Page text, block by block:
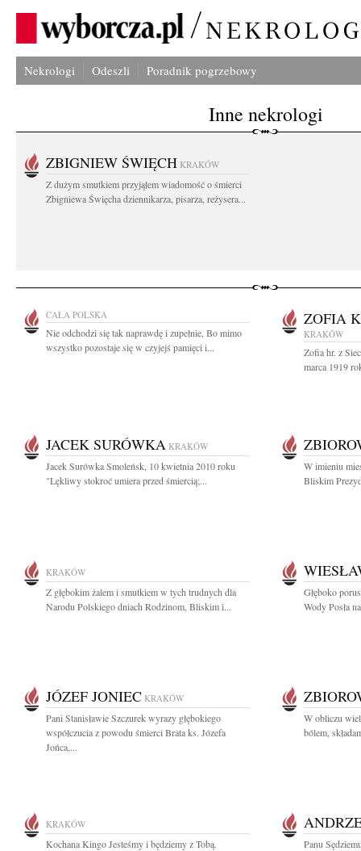
Nekrologi Odeszli Poradnik pogrzebowy
Inne nekrologi
ZBIGNIEW ŚWIĘCH KRAKÓW
Z dużym smutkiem przyjąłem wiadomość o śmierci
Zbigniewa Święcha dziennikarza, pisarza, reżysera...
CAŁA POLSKA
Nie odchodzi się tak naprawdę i zupełnie, Bo mimo
wszystko pozostaje się w czyjejś pamięci i...
ZOFIA
KRAKÓW
Zofia hr. z
marca 1919
JACEK SURÓWKA KRAKÓW
Jacek Surówka Smoleńsk, 10 kwietnia 2010 roku
"Lękliwy stokroć umiera przed śmiercią;...
W imieniu
Bliskim
KRAKÓW
Z głębokim żalem i smutkiem w tych trudnych dla
Narodu Polskiego dniach Rodzinom, Bliskim i...
Głęboko
Wody Posła
JÓZEF JONIEC KRAKÓW
Pani Stanisławie Szczurek wyrazy głębokiego
współczucia z powodu śmierci Brata ks. Józefa
Jońca,...
W obliczu
bólem,
KRAKÓW
Kochana Kingo Jesteśmy i będziemy z Tobą.
Panu